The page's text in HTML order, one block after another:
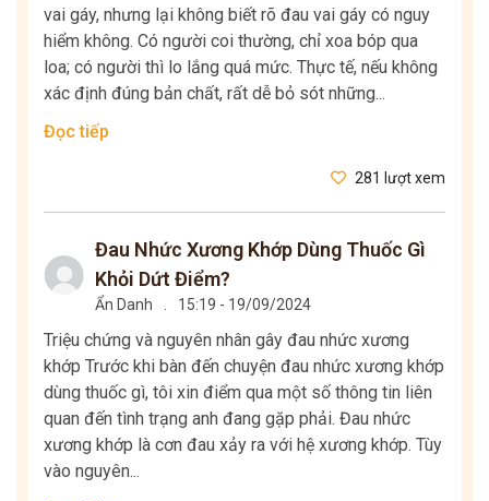
vai gáy, nhưng lại không biết rõ đau vai gáy có nguy
hiểm không. Có người coi thường, chỉ xoa bóp qua
loa; có người thì lo lắng quá mức. Thực tế, nếu không
xác định đúng bản chất, rất dễ bỏ sót những...
Đọc tiếp
281 lượt xem
Đau Nhức Xương Khớp Dùng Thuốc Gì
Khỏi Dứt Điểm?
Ẩn Danh 15:19 - 19/09/2024
Triệu chứng và nguyên nhân gây đau nhức xương
khớp Trước khi bàn đến chuyện đau nhức xương khớp
dùng thuốc gì, tôi xin điểm qua một số thông tin liên
quan đến tình trạng anh đang gặp phải. Đau nhức
xương khớp là cơn đau xảy ra với hệ xương khớp. Tùy
vào nguyên...